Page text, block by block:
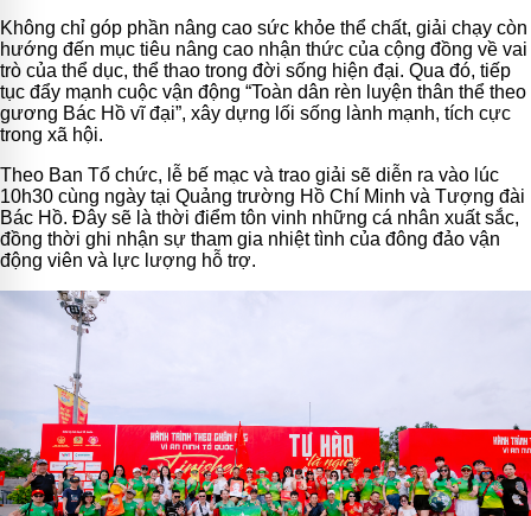
Không chỉ góp phần nâng cao sức khỏe thể chất, giải chạy còn
hướng đến mục tiêu nâng cao nhận thức của cộng đồng về vai
trò của thể dục, thể thao trong đời sống hiện đại. Qua đó, tiếp
tục đẩy mạnh cuộc vận động “Toàn dân rèn luyện thân thể theo
gương Bác Hồ vĩ đại”, xây dựng lối sống lành mạnh, tích cực
trong xã hội.
Theo Ban Tổ chức, lễ bế mạc và trao giải sẽ diễn ra vào lúc
10h30 cùng ngày tại Quảng trường Hồ Chí Minh và Tượng đài
Bác Hồ. Đây sẽ là thời điểm tôn vinh những cá nhân xuất sắc,
đồng thời ghi nhận sự tham gia nhiệt tình của đông đảo vận
động viên và lực lượng hỗ trợ.